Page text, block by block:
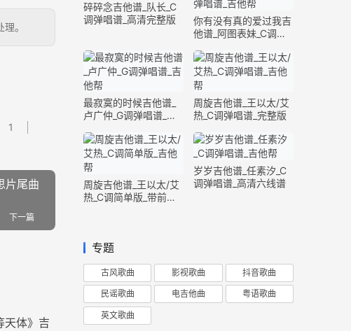
。
1
片尾曲
下一篇
天体》吉
碎碎念吉他谱_队长_C
调弹唱谱_高清完整版
你有没有真的爱过我吉
他谱_阿图表妹_C调弹
最寂寞的时候吉他谱_
卢广仲_G调弹唱谱_高
周旋吉他谱_王以太/艾
热_C调弹唱谱_完整版
周旋吉他谱_王以太/艾
热_C调简单版_带前奏
岁岁吉他谱_任素汐_C
调弹唱谱_高清六线谱
专题
古风歌曲 影视歌曲 抖音歌曲
民谣歌曲 电吉他曲 粤语歌曲
英文歌曲